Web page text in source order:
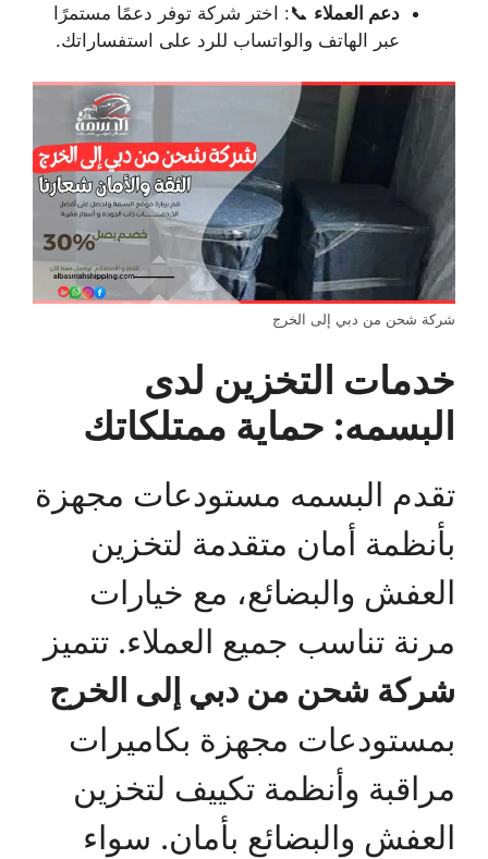
دعم العملاء 📞: اختر شركة توفر دعمًا مستمرًا
عبر الهاتف والواتساب للرد على استفساراتك.
شركة شحن من دبي إلى الخرج
خدمات التخزين لدى
البسمه: حماية ممتلكاتك
تقدم البسمه مستودعات مجهزة
بأنظمة أمان متقدمة لتخزين
العفش والبضائع، مع خيارات
مرنة تناسب جميع العملاء. تتميز
شركة شحن من دبي إلى الخرج
بمستودعات مجهزة بكاميرات
مراقبة وأنظمة تكييف لتخزين
العفش والبضائع بأمان. سواء